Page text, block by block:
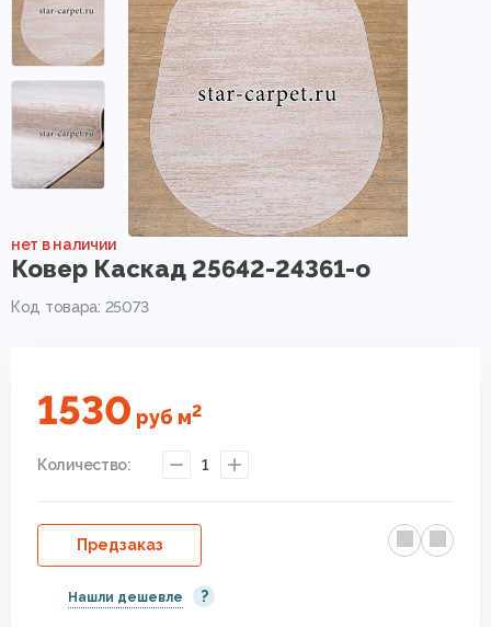
нет в наличии
Ковер Каскад 25642-24361-o
Код товара: 25073
1530 руб м2
Количество: 1
Предзаказ
Нашли дешевле ?